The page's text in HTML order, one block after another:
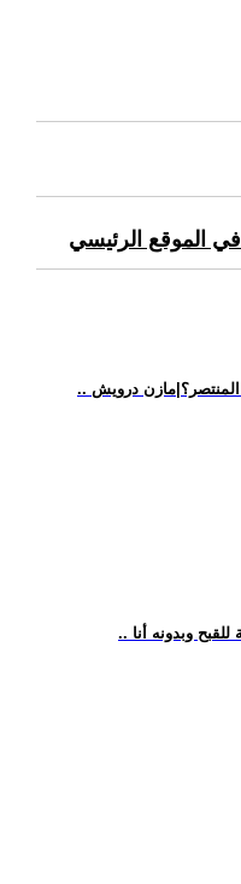
الموقع الرئيسي
وبدونه أنا